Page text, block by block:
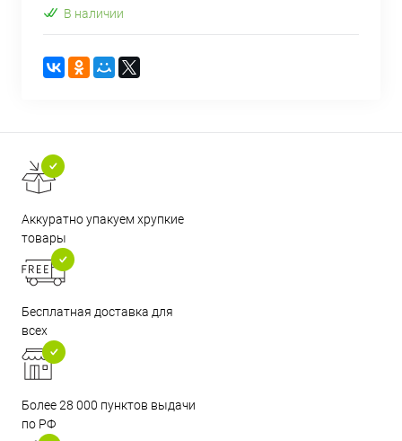
В наличии
Аккуратно упакуем хрупкие
товары
Бесплатная доставка для
всех
Более 28 000 пунктов выдачи
по РФ